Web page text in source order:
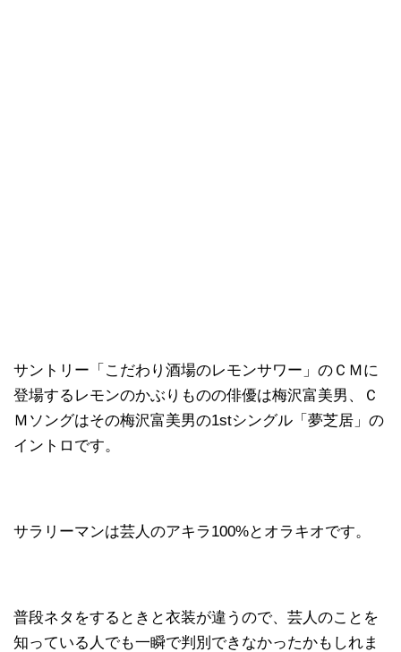
サントリー「こだわり酒場のレモンサワー」のＣＭに
登場するレモンのかぶりものの俳優は梅沢富美男、Ｃ
Ｍソングはその梅沢富美男の1stシングル「夢芝居」の
イントロです。
サラリーマンは芸人のアキラ100%とオラキオです。
普段ネタをするときと衣装が違うので、芸人のことを
知っている人でも一瞬で判別できなかったかもしれま